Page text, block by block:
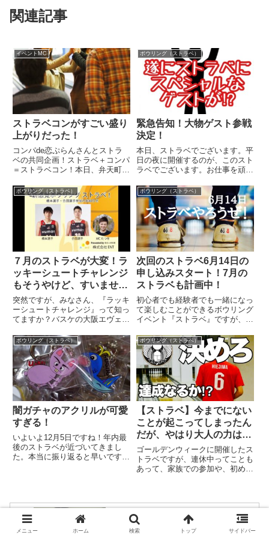
関連記事
イベントMC
ストラベコンがすごい盛り
上がりだった！
コンパde恋ぷらんさんとストラ
ベの共同企画！ストラベ＋コンパ
＝ストラベコン！本日、弁天町グ
た。男子も女子も参加してくれ
て、初めてのストラベ。このブロ
グを見てくれてる人は、恒例のス
トラベ。本当に僕がストラベやり
ボウリング（ストラベ）
緊急告知！大物ゲスト参戦
決定！
本日、ストラベでございます。平
日の夜に開催するのが、このスト
ラベでございます。お仕事を頑張
ければと思います。今回、なんと
ゲストが登場してくれるかもしれ
ません。突然連絡がありまし
て、、どえらいびっくりしていま
す。...
ボウリング（ストラベ）
７月のストラベが大変！ラ
ッキーシュートチャレンジ
もそうやけど、すいませ
ん、、、もう満員になりま
す！
突然ですが、みなさん、『ラッキ
ーシュートチャレンジ』って知っ
てますか？バスケの大阪エヴェッ
てると思いますが、、、知らない
人の為にご説明したいと思いま
す。大阪エヴェッサの試合で、株
式会社ENTさんが冠になって行
わ...
ボウリング（ストラベ）
次回のストラベ6月14日の
申し込みスタート！7月の
ストラベも計画中！
初心者でも経験者でも一緒になっ
て楽しむことができるボウリング
イベント『ストラベ』ですが、次
心斎橋サンボウル！集合は18時
半、スタートは19時になりま
す。
ボウリング（ストラベ）
闇ガチャのアクリルが可愛
すぎる！
いよいよ12月5日ですね！年内最
後のストラベが近づいてきまし
た。本当に振り返ると早いです。
の【３→９→スペア】はミクチ...
ボウリング（ストラベ）
【ストラベ】今までにない
ことが起こってしまったん
だが、やはり大人の力はす
ごかった！
ゴールデンウィークに開催したス
トラベですが、連休中ってことも
あって、家族での参加や、初めて
どうなることかと思いましたが、
２ゲーム目でなんとか盛り返し、
結果的には楽しい1日になりまし
た。
今を生きる僕たちは果たしてニュータイ
メニュー ホーム 検索 トップ サイドバー